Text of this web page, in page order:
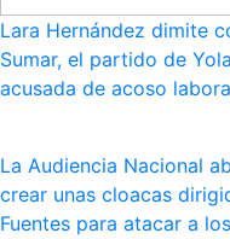
Lara Hernández dimite
Sumar, el partido de
acusada de acoso
La Audiencia Nacional
crear unas cloacas
Fuentes para atacar a